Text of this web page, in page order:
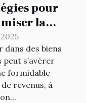
pour
la
de
locatifs
dans des biens
s’avérer
formidable
revenus, à